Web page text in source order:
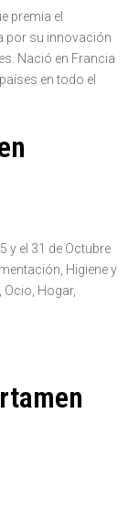
premia el
por su innovación
Nació en Francia
en todo el
y el 31 de Octubre
Higiene y
Hogar,